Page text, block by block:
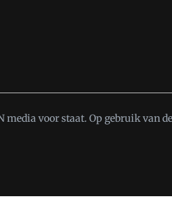
media voor staat. Op gebruik van